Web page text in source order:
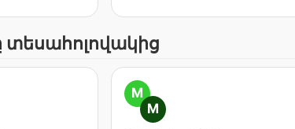
տեսահոլովակից
M
M